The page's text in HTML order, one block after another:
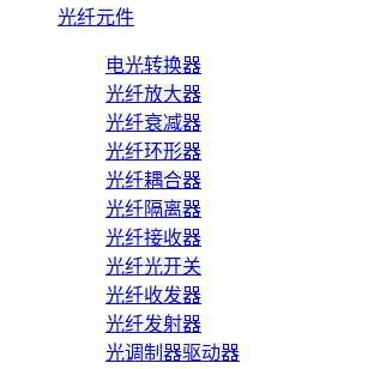
光纤元件
电光转换器
光纤放大器
光纤衰减器
光纤环形器
光纤耦合器
光纤隔离器
光纤接收器
光纤光开关
光纤收发器
光纤发射器
光调制器驱动器